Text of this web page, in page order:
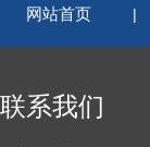
网站首页 |
联系我们